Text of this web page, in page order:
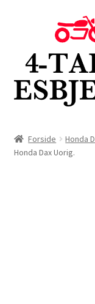
navigation
indhold
Butik
Forside Honda
Honda Dax Uorig.